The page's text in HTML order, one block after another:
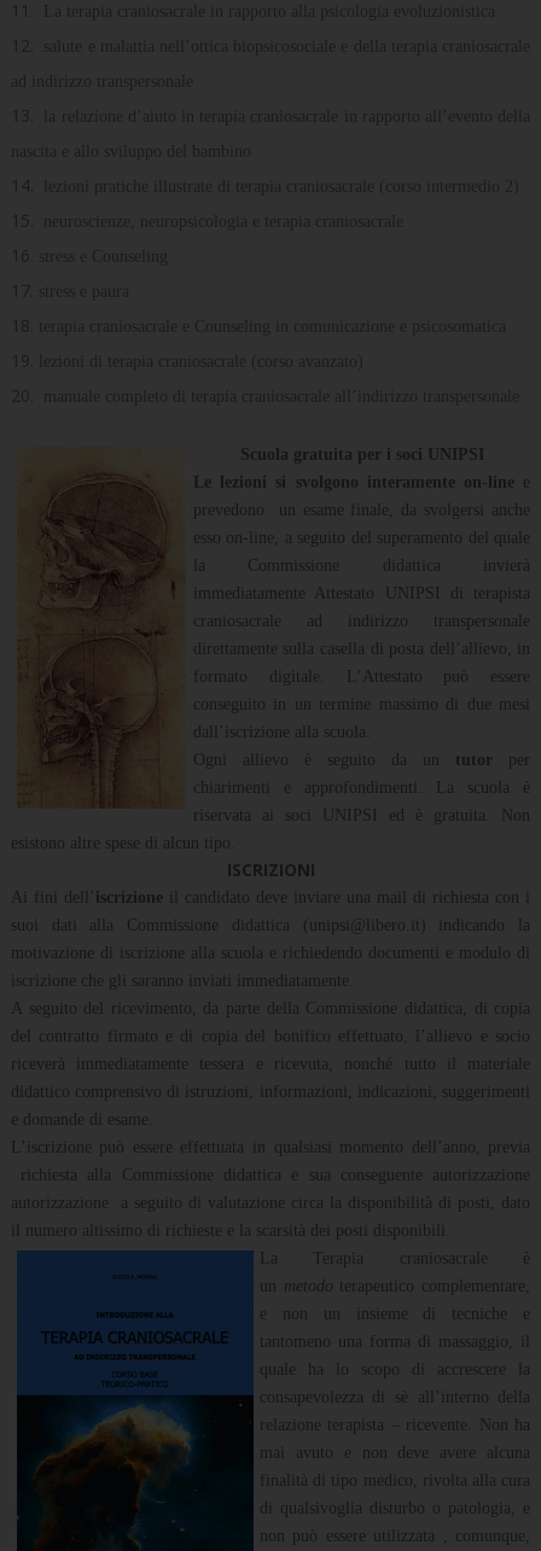
La terapia craniosacrale in rapporto alla psicologia evoluzionistica
salute e malattia nell’ottica biopsicosociale e della terapia craniosacrale
ad indirizzo transpersonale
la relazione d’aiuto in terapia craniosacrale in rapporto all’evento della
nascita e allo sviluppo del bambino
lezioni pratiche illustrate di terapia craniosacrale (corso intermedio 2)
neuroscienze, neuropsicologia e terapia craniosacrale
stress e Counseling
stress e paura
terapia craniosacrale e Counseling in comunicazione e psicosomatica
lezioni di terapia craniosacrale (corso avanzato)
manuale completo di terapia craniosacrale all’indirizzo transpersonale
Scuola gratuita per i soci UNIPSI
Le lezioni si svolgono interamente on-line e
prevedono un esame finale, da svolgersi anche
esso on-line, a seguito del superamento del quale
la Commissione didattica invierà
immediatamente Attestato UNIPSI di terapista
craniosacrale ad indirizzo transpersonale
direttamente sulla casella di posta dell’allievo, in
formato digitale. L’Attestato può essere
conseguito in un termine massimo di due mesi
dall’iscrizione alla scuola.
Ogni allievo è seguito da un tutor per
chiarimenti e approfondimenti. La scuola è
riservata ai soci UNIPSI ed è gratuita. Non
esistono altre spese di alcun tipo.
ISCRIZIONI
Ai fini dell’ iscrizione il candidato deve inviare una mail di richiesta con i
suoi dati alla Commissione didattica (unipsi@libero.it) indicando la
motivazione di iscrizione alla scuola e richiedendo documenti e modulo di
iscrizione che gli saranno inviati immediatamente.
A seguito del ricevimento, da parte della Commissione didattica, di copia
del contratto firmato e di copia del bonifico effettuato, l’allievo e socio
riceverà immediatamente tessera e ricevuta, nonché tutto il materiale
didattico comprensivo di istruzioni, informazioni, indicazioni, suggerimenti
e domande di esame.
L’iscrizione può essere effettuata in qualsiasi momento dell’anno, previa
richiesta alla Commissione didattica e sua conseguente autorizzazione
autorizzazione a seguito di valutazione circa la disponibilità di posti, dato
il numero altissimo di richieste e la scarsità dei posti disponibili.
La Terapia craniosacrale è
un metodo terapeutico complementare,
e non un insieme di tecniche e
tantomeno una forma di massaggio, il
quale ha lo scopo di accrescere la
consapevolezza di sè all’interno della
relazione terapista – ricevente. Non ha
mai avuto e non deve avere alcuna
finalità di tipo medico, rivolta alla cura
di qualsivoglia disturbo o patologia, e
non può essere utilizzata , comunque,